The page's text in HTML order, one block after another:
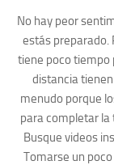
No hay peor
estás preparado.
tiene poco tiempo
distancia
menudo porque
para completar la
Busque videos
Tomarse un